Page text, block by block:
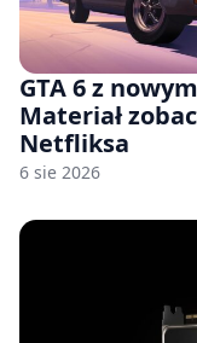
GTA 6 z
Materiał
Netfliksa
6 sie 2026